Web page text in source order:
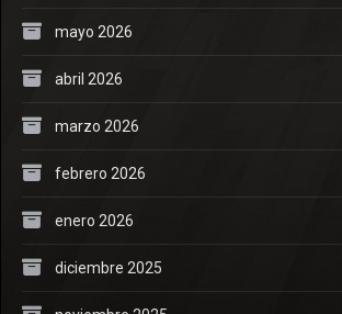
mayo 2026
abril 2026
marzo 2026
febrero 2026
enero 2026
diciembre 2025